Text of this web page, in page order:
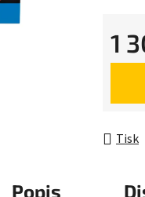
1
Tisk
Popis